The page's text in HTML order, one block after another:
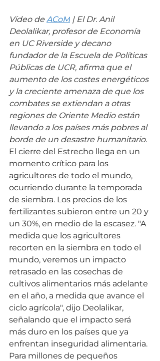
Vídeo de ACoM | El Dr. Anil
Deolalikar, profesor de Economía
en UC Riverside y decano
fundador de la Escuela de Políticas
Públicas de UCR, afirma que el
aumento de los costes energéticos
y la creciente amenaza de que los
combates se extiendan a otras
regiones de Oriente Medio están
llevando a los países más pobres al
borde de un desastre humanitario.
El cierre del Estrecho llega en un
momento crítico para los
agricultores de todo el mundo,
ocurriendo durante la temporada
de siembra. Los precios de los
fertilizantes subieron entre un 20 y
un 30%, en medio de la escasez. "A
medida que los agricultores
recorten en la siembra en todo el
mundo, veremos un impacto
retrasado en las cosechas de
cultivos alimentarios más adelante
en el año, a medida que avance el
ciclo agrícola", dijo Deolalikar,
señalando que el impacto será
más duro en los países que ya
enfrentan inseguridad alimentaria.
Para millones de pequeños